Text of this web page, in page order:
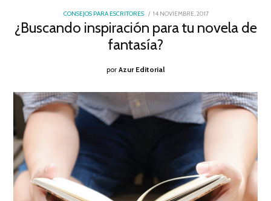
CONSEJOS PARA ESCRITORES
POSTED
14 NOVIEMBRE, 2017
DICIEMBRE,
2017
¿Buscando inspiración para tu novela de
fantasía?
por Azur Editorial